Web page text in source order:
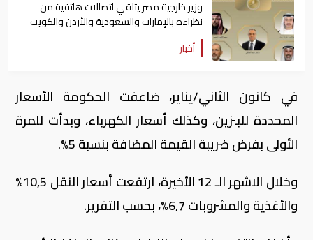
وزير خارجية مصر يتلقي اتصالات هاتفية من
نظراءه بالإمارات والسعودية والأردن والكويت
أخبار
في كانون الثاني/يناير، ضاعفت الحكومة الأسعار
المحددة للبنزين، وكذلك أسعار الكهرباء، وبدأت للمرة
الأولى بفرض ضريبة القيمة المضافة بنسبة 5%.
وخلال الاشهر الـ 12 الأخيرة، ارتفعت أسعار النقل 10,5%
والأغذية والمشروبات 6,7%، بحسب التقرير.